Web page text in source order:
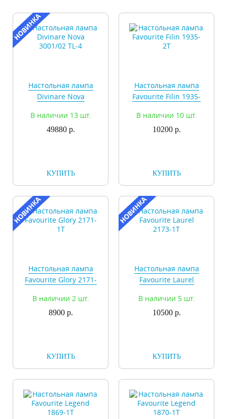
Настольная лампа
Divinare Nova
В наличии 13 шт.
49880 р.
КУПИТЬ
Настольная лампа
Favourite Filin 1935-
В наличии 10 шт.
10200 р.
КУПИТЬ
Настольная лампа
Favourite Glory 2171-
В наличии 2 шт.
8900 р.
КУПИТЬ
Настольная лампа
Favourite Laurel
В наличии 5 шт.
10500 р.
КУПИТЬ